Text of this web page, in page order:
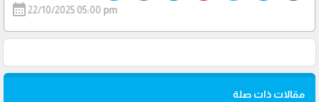
calendar_month22/10/2025 05:00 pm
مقالات ذات صلة